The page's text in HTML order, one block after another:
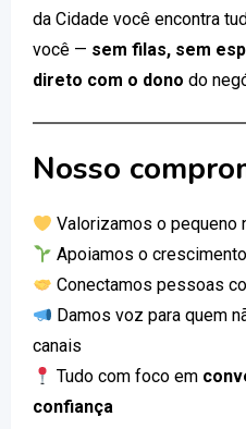
da Cidade você encontra
você — sem filas, sem
direto com o dono do
Nosso
Valorizamos o pequeno
Apoiamos o
Conectamos pessoas
Damos voz para quem
canais
Tudo com foco em
confiança